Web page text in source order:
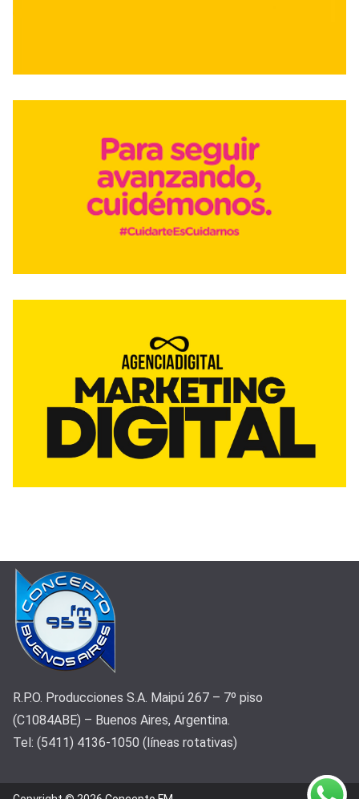
R.P.O. Producciones S.A. Maipú 267 – 7º piso
(C1084ABE) – Buenos Aires, Argentina.
Tel: (5411) 4136-1050 (líneas rotativas)